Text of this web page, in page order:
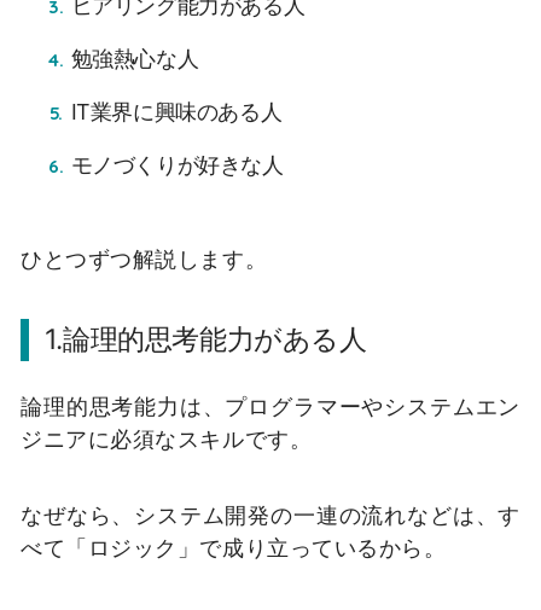
ヒアリング能力がある人
勉強熱心な人
IT業界に興味のある人
モノづくりが好きな人
ひとつずつ解説します。
1.論理的思考能力がある人
論理的思考能力は、プログラマーやシステムエン
ジニアに必須なスキルです。
なぜなら、システム開発の一連の流れなどは、す
べて「ロジック」で成り立っているから。